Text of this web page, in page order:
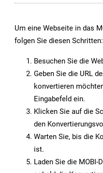
Um eine Webseite in das
folgen Sie diesen Schritten:
Besuchen Sie die
Geben Sie die URL
konvertieren
Eingabefeld ein.
Klicken Sie auf die
den
Warten Sie, bis die
ist.
Laden Sie die MOBI-